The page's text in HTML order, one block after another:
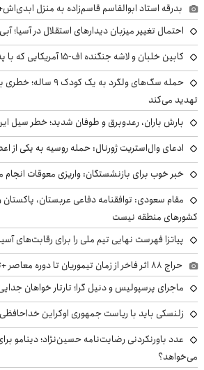
بدرقه استاد ابوالقاسم قاسم‌زاده به منزل
احتمال تغییر میزبان دیدارهای استقلال در آسیا؛
کابین خلبان و لاشه جنگنده اف-۱۵ آمریکایی که با پدافند ایران سرنگون شد
حمله سگ‌های ولگرد به
تهدید می‌کند
بارش باران، رعدوبرق و طوفان شدید؛ خطر سیل
ادعای وال‌استریت ژورنال: حمله روسیه به یکی از
خبر خوب برای بازنشستگان: واریزی معوقات
مقام سعودی: توافقنامه دفاعی عربستان، پاکستان
کشورهای منطقه نیست
پیاتزا فهرست نهایی تیم ملی را برای رقابت‌های
حراج ۸۸ اثر فاخر از زمان تیموریان تا دوره معاصر +تصاویر
ماجرای پرسپولیس و دنیل گرا؛ تارتار خواهان
زلنسکی باید با ریاست جمهوری اوکراین
عدد باورنکردنی رضایت‌نامه حسین‌نژاد؛ دینامو
می‌خواهد؟